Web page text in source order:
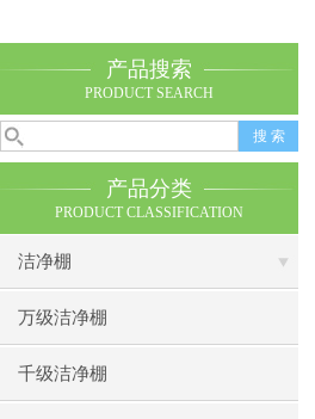
产品搜索
PRODUCT SEARCH
产品分类
PRODUCT CLASSIFICATION
洁净棚
万级洁净棚
千级洁净棚